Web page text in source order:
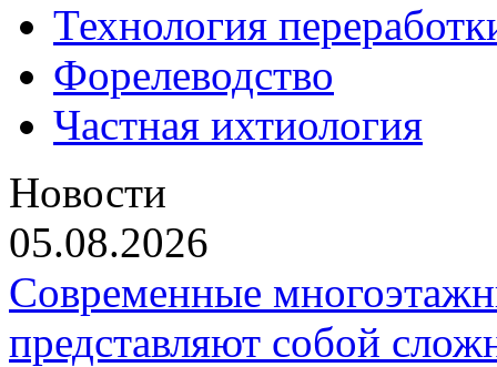
Технология
Форелеводство
Частная ихтиология
Новости
05.08.2026
Современные
представляют собой